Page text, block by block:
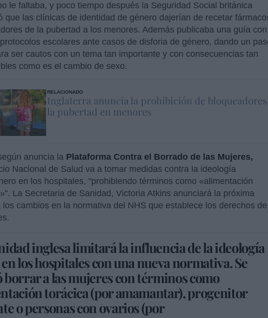
le faltaba, y poco tiempo después la Seguridad Social británica
que las clínicas de identidad de género dajerían de recetar
de la pubertad a los menores. Además publicaba una guía con
escolares ante casos de disforia de género, dando un
ser cautos con un tema tan importante y con consecuencias tan
como es el cambio de sexo.
RELACIONADO
Inglaterra anuncia la prohibición de
la pubertad en menores
anuncia la Plataforma Contra el Borrado de las Mujeres,
Nacional de Salud va a tomar medidas contra la ideología
en los hospitales, "prohibiendo términos como «alimentación
La Secretaria de Sanidad, Victoria Atkins anunciará la próxima
los cambios en la normativa del NHS que establece los derechos
inglesa limitará la influencia de la ideología
los hospitales con una nueva normativa. Se
borrar a las mujeres con términos como
torácica (por amamantar), progenitor
o personas con ovarios (por